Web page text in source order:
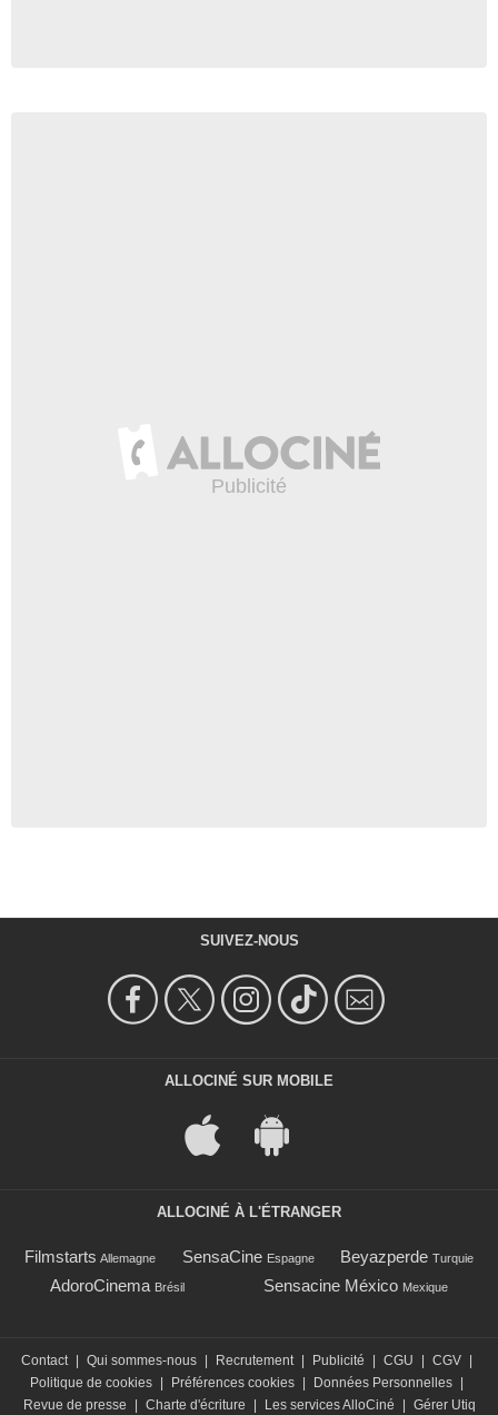
SUIVEZ-NOUS
ALLOCINÉ SUR MOBILE
ALLOCINÉ À L'ÉTRANGER
Filmstarts Allemagne SensaCine Espagne Beyazperde Turquie
AdoroCinema Brésil Sensacine México Mexique
Contact Qui sommes-nous Recrutement Publicité CGU CGV
Politique de cookies
Préférences cookies Données Personnelles
Revue de presse
Charte d'écriture Les services AlloCiné Gérer Utiq